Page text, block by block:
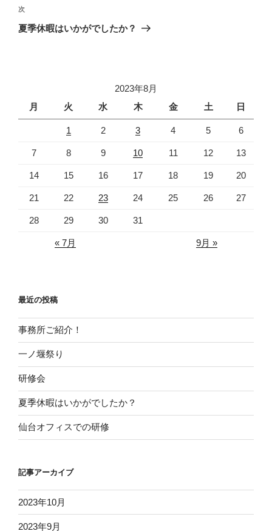
ビ
ゲ
稿
次
の
次
夏季休暇はいかがでしたか？
2023年8月
月
火 水 木 金 土 日
1 2 3 4 5 6
7 8 9 10 11 12 13
14 15 16 17 18 19 20
21 22 23 24 25 26 27
28 29 30 31
« 7月 9月 »
最近の投稿
事務所ご紹介！
一ノ堰祭り
研修会
夏季休暇はいかがでしたか？
仙台オフィスでの研修
記事アーカイブ
2023年10月
2023年9月